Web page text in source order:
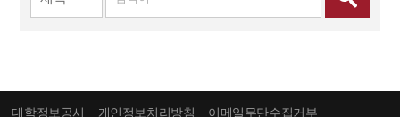
대학정보공시 개인정보처리방침 이메일무단수집거부